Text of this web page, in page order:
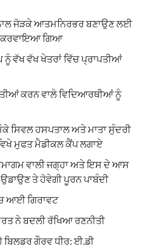
ਜੋੜਕੇ ਆਤਮਨਿਰਭਰ ਬਣਾਉਣ ਲਈ
ਕਰਵਾਇਆ ਗਿਆ
ਨੂੰ ਵੱਖ ਵੱਖ ਖੇਤਰਾਂ ਵਿੱਚ ਪ੍ਰਾਪਤੀਆਂ
ਕਰਨ ਵਾਲੇ ਵਿਦਿਆਰਥੀਆਂ ਨੂੰ
ਸਿਵਲ ਹਸਪਤਾਲ ਅਤੇ ਮਾਤਾ ਸੁੰਦਰੀ
ਮੁਫਤ ਮੈਡੀਕਲ ਕੈਂਪ ਲਗਾਏ
ਵਾਲੀ ਜਗ੍ਹਾ ਅਤੇ ਇਸ ਦੇ ਆਸ
ਤੇ ਹੋਵੇਗੀ ਪੂਰਨ ਪਾਬੰਦੀ
ਆਈ ਗਿਰਾਵਟ
ਨੇ ਬਦਲੀ ਰੱਖਿਆ ਰਣਨੀਤੀ
ਬਿਲਡਰ ਗੌਰਵ ਧੀਰ: ਈ.ਡੀ